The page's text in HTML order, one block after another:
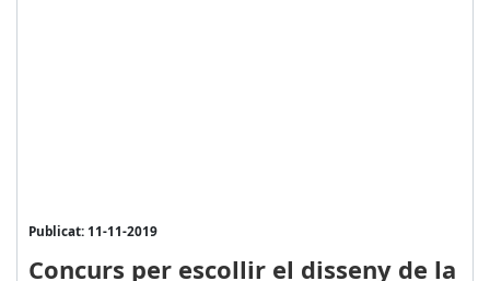
Publicat: 11-11-2019
Concurs per escollir el disseny de la